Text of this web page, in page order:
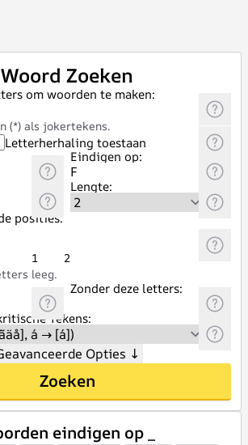
Woord Zoeken
om woorden te maken:
(*) als jokertekens.
Letterherhaling toestaan
Eindigen op:
Lengte:
posities:
1
2
leeg.
Zonder deze letters:
Tekens:
Opties ↓
Zoeken
eindigen op _